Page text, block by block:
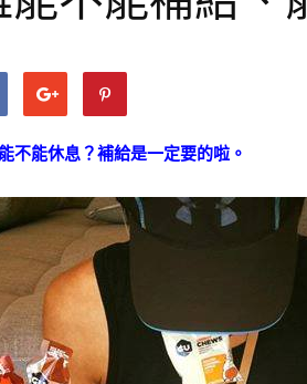
不能休息？補給是一定要的啦。